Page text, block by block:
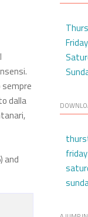
sempre
dalla
and
Friday